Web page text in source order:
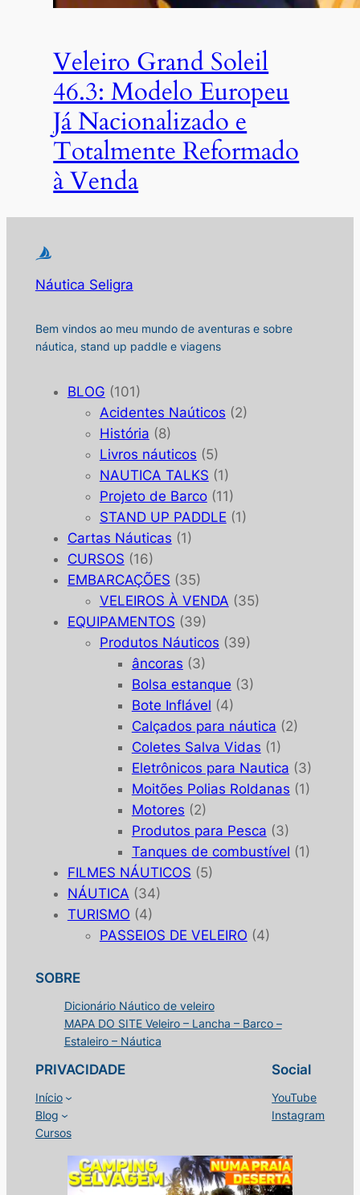
Veleiro Grand Soleil
46.3: Modelo Europeu
Já Nacionalizado e
Totalmente Reformado
à Venda
Náutica Seligra
Bem vindos ao meu mundo de aventuras e sobre
náutica, stand up paddle e viagens
BLOG (101)
Acidentes Naúticos (2)
História (8)
Livros náuticos (5)
NAUTICA TALKS (1)
Projeto de Barco(11)
STAND UP PADDLE (1)
Cartas Náuticas (1)
CURSOS (16)
EMBARCAÇÕES (35)
VELEIROS À VENDA (35)
EQUIPAMENTOS (39)
Produtos Náuticos (39)
âncoras (3)
Bolsa estanque (3)
Bote Inflável (4)
Calçados para náutica (2)
Coletes Salva Vidas (1)
Eletrônicos para Nautica (3)
Moitões Polias Roldanas (1)
Motores (2)
Produtos para Pesca (3)
Tanques de combustível (1)
FILMES NÁUTICOS (5)
NÁUTICA (34)
TURISMO (4)
PASSEIOS DE VELEIRO (4)
SOBRE
Dicionário Náutico de veleiro
MAPA DO SITE Veleiro – Lancha – Barco –
Estaleiro – Náutica
PRIVACIDADE
Início
Blog
Cursos
Social
YouTube
Instagram